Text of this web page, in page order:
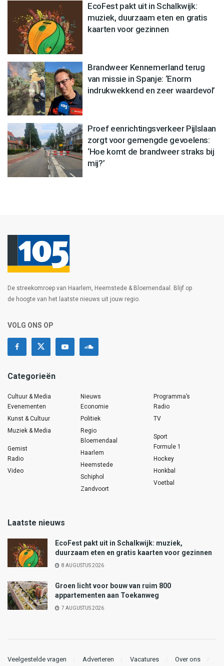
EcoFest pakt uit in Schalkwijk:
muziek, duurzaam eten en gratis
kaarten voor gezinnen
Brandweer Kennemerland terug
van missie in Spanje: ‘Enorm
indrukwekkend en zeer waardevol’
Proef eenrichtingsverkeer Pijlslaan
zorgt voor gemengde gevoelens:
‘Hoe komt de brandweer straks bij
mij?’
De streekomroep van Haarlem, Heemstede & Bloemendaal. Blijf op
de hoogte van het laatste nieuws uit jouw regio.
VOLG ONS OP
Categorieën
Cultuur & Media
Evenementen
Kunst & Cultuur
Muziek & Media
Gemist
Radio
Video
Nieuws
Economie
Politiek
Regio
Bloemendaal
Haarlem
Heemstede
Schiphol
Zandvoort
Programma’s
Radio
TV
Sport
Formule 1
Hockey
Honkbal
Voetbal
Laatste nieuws
EcoFest pakt uit in Schalkwijk: muziek,
duurzaam eten en gratis kaarten voor gezinnen
8 AUGUSTUS 2026
Groen licht voor bouw van ruim 800
appartementen aan Toekanweg
7 AUGUSTUS 2026
Veelgestelde vragen Adverteren Vacatures Over ons